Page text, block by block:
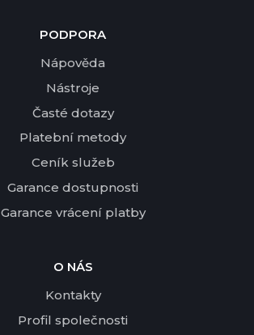
PODPORA
Nápověda
Nástroje
Časté dotazy
Platební metody
Ceník služeb
Garance dostupnosti
Garance vrácení platby
O NÁS
Kontakty
Profil společnosti